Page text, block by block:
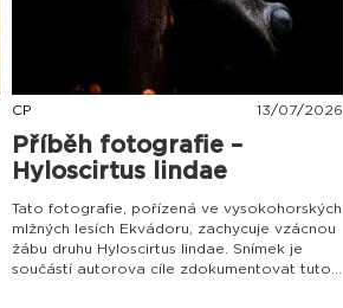
CP 13/07/2026
Příběh fotografie –
Hyloscirtus lindae
Tato fotografie, pořízená ve vysokohorských
mlžných lesích Ekvádoru, zachycuje vzácnou
žábu druhu Hyloscirtus lindae. Snímek je
součástí autorova cíle zdokumentovat tuto...